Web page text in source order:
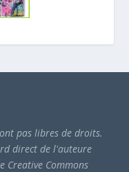
pas libres de droits.
direct de l'auteure
Creative Commons